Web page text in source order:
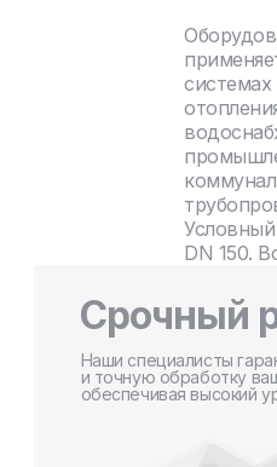
системах
DN 150.
Срочный
Наши специалисты
и точную обработку
обеспечивая высокий